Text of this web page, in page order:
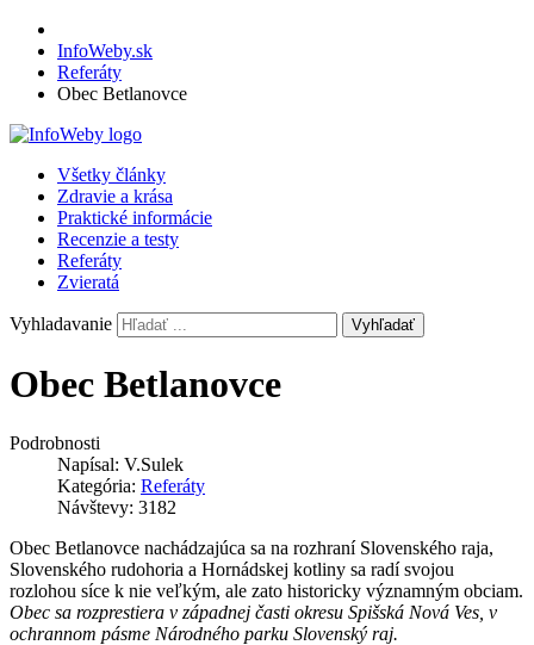
InfoWeby.sk
Referáty
Obec Betlanovce
Všetky články
Zdravie a krása
Praktické informácie
Recenzie a testy
Referáty
Zvieratá
Vyhladavanie Vyhľadať
Obec Betlanovce
Podrobnosti
Napísal: V.Sulek
Kategória: Referáty
Návštevy: 3182
Obec Betlanovce nachádzajúca sa na rozhraní Slovenského raja,
Slovenského rudohoria a Hornádskej kotliny sa radí svojou
rozlohou síce k nie veľkým, ale zato historicky významným obciam.
Obec sa rozprestiera v západnej časti okresu Spišská Nová Ves, v
ochrannom pásme Národného parku Slovenský raj.